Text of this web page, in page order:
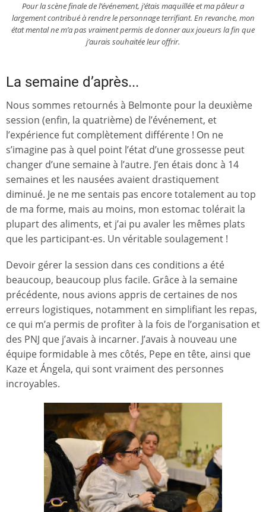
Pour la scène finale de l’événement, j’étais maquillée et ma pâleur a
largement contribué à rendre le personnage terrifiant. En revanche, mon
état mental ne m’a pas vraiment permis de donner aux joueurs la fin que
j’aurais souhaitée leur offrir.
La semaine d’après...
Nous sommes retournés à Belmonte pour la deuxième
session (enfin, la quatrième) de l’événement, et
l’expérience fut complètement différente ! On ne
s’imagine pas à quel point l’état d’une grossesse peut
changer d’une semaine à l’autre. J’en étais donc à 14
semaines et les nausées avaient drastiquement
diminué. Je ne me sentais pas encore totalement au top
de ma forme, mais au moins, mon estomac tolérait la
plupart des aliments, et j’ai pu avaler les mêmes plats
que les participant-es. Un véritable soulagement !
Devoir gérer la session dans ces conditions a été
beaucoup, beaucoup plus facile. Grâce à la semaine
précédente, nous avions appris de certaines de nos
erreurs logistiques, notamment en simplifiant les repas,
ce qui m’a permis de profiter à la fois de l’organisation et
des PNJ que j’avais à incarner. J’avais à nouveau une
équipe formidable à mes côtés, Pepe en tête, ainsi que
Kaze et Ángela, qui sont vraiment des personnes
incroyables.